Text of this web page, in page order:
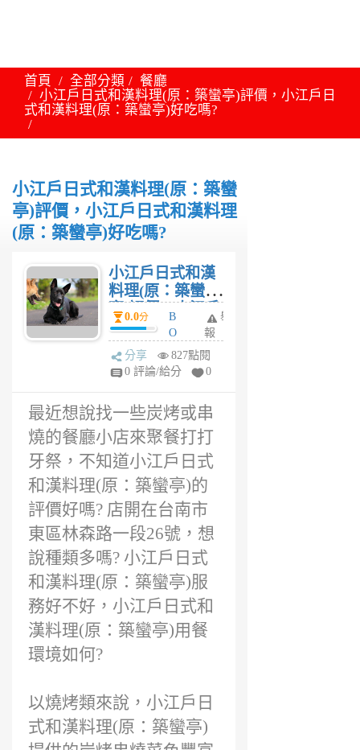
首頁 全部分類
餐廳
小江戶日式和漢料理(原：築蠻亭)評價，小江戶日
式和漢料理(原：築蠻亭)好吃嗎?
小江戶日式和漢料理(原：築蠻
亭)評價，小江戶日式和漢料理
(原：築蠻亭)好吃嗎?
小江戶日式和漢
料理(原：築蠻
亭)評價，小江戶
日式和漢料理
(原：築蠻亭)好
吃嗎?
0.0分
B
O
Y
6
舉
報
分享
827點閱
0 評論/給分
0
最近想說找一些炭烤或串
燒的餐廳小店來聚餐打打
牙祭，不知道小江戶日式
和漢料理(原：築蠻亭)的
評價好嗎? 店開在台南市
東區林森路一段26號，想
說種類多嗎? 小江戶日式
和漢料理(原：築蠻亭)服
務好不好，小江戶日式和
漢料理(原：築蠻亭)用餐
環境如何?
以燒烤類來說，小江戶日
式和漢料理(原：築蠻亭)